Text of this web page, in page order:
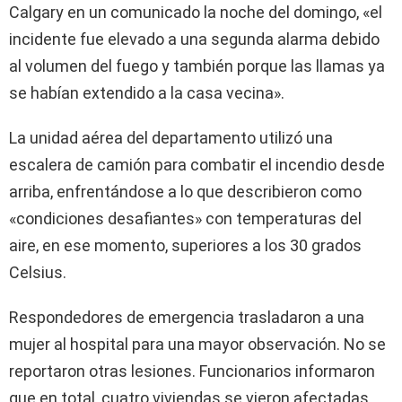
Calgary en un comunicado la noche del domingo, «el
incidente fue elevado a una segunda alarma debido
al volumen del fuego y también porque las llamas ya
se habían extendido a la casa vecina».
La unidad aérea del departamento utilizó una
escalera de camión para combatir el incendio desde
arriba, enfrentándose a lo que describieron como
«condiciones desafiantes» con temperaturas del
aire, en ese momento, superiores a los 30 grados
Celsius.
Respondedores de emergencia trasladaron a una
mujer al hospital para una mayor observación. No se
reportaron otras lesiones. Funcionarios informaron
que en total, cuatro viviendas se vieron afectadas